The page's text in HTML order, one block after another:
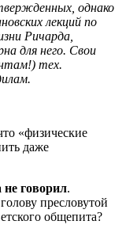
однако
лекций по
Ричарда,
для него. Свои
тех.
«физические
даже
говорил.
пресловутой
общепита?